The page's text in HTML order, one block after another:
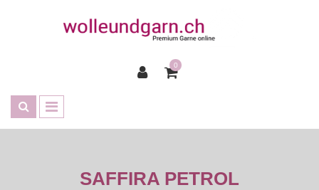
0
SAFFIRA PETROL